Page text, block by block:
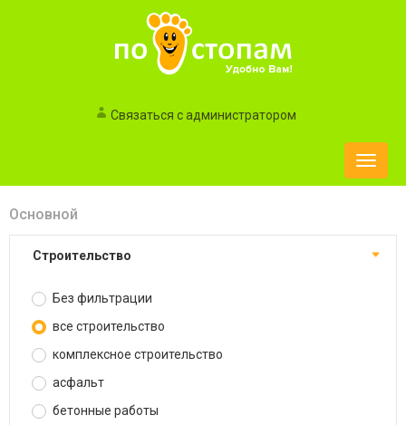
Связаться с администратором
Toggle
Основной
строительство
Без фильтрации
все строительство
комплексное строительство
асфальт
бетонные работы